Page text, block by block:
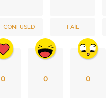
CONFUSED FAIL
0 0 0